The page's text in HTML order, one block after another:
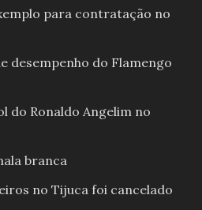
para contratação no
desempenho do Flamengo
do Ronaldo Angelim no
branca
no Tijuca foi cancelado